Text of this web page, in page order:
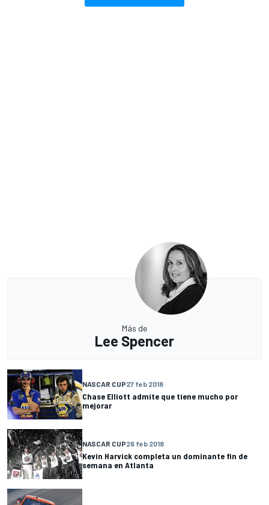
Más de
Lee Spencer
NASCAR CUP27 feb 2018
Chase Elliott admite que tiene mucho por
mejorar
NASCAR CUP26 feb 2018
Kevin Harvick completa un dominante fin de
semana en Atlanta